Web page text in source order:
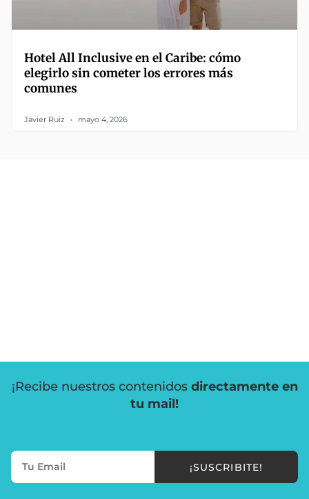
Hotel All Inclusive en el Caribe: cómo
elegirlo sin cometer los errores más
comunes
Javier Ruiz mayo 4, 2026
¡Recibe nuestros contenidos directamente en
tu mail!
¡SUSCRIBITE!